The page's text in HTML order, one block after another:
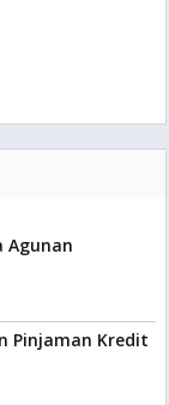
Agunan
Pinjaman Kredit